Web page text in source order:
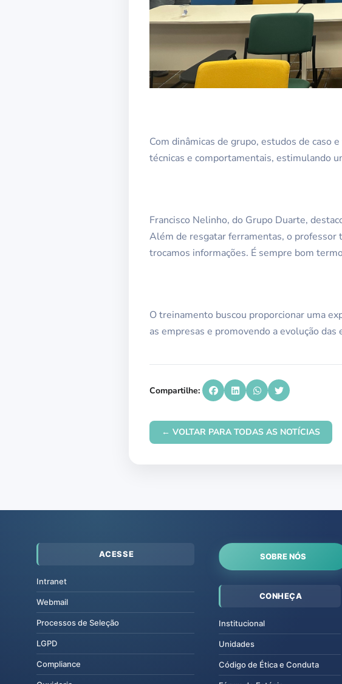
Com dinâmicas de grupo, estudos de caso
técnicas e comportamentais, estimulando
Francisco Nelinho, do Grupo Duarte,
Além de resgatar ferramentas, o professor
trocamos informações. É sempre bom
O treinamento buscou proporcionar uma
as empresas e promovendo a evolução
Compartilhe:
← VOLTAR PARA TODAS AS NOTÍCIAS
ACESSE
Intranet
Webmail
Processos de Seleção
LGPD
Compliance
SOBRE NÓS
CONHEÇA
Institucional
Unidades
Código de Ética e Conduta